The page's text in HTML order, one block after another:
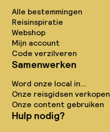
Alle bestemmingen
Reisinspiratie
Webshop
Mijn account
Code verzilveren
Samenwerken
Word onze local in...
Onze reisgidsen verkopen
Onze content gebruiken
Hulp nodig?